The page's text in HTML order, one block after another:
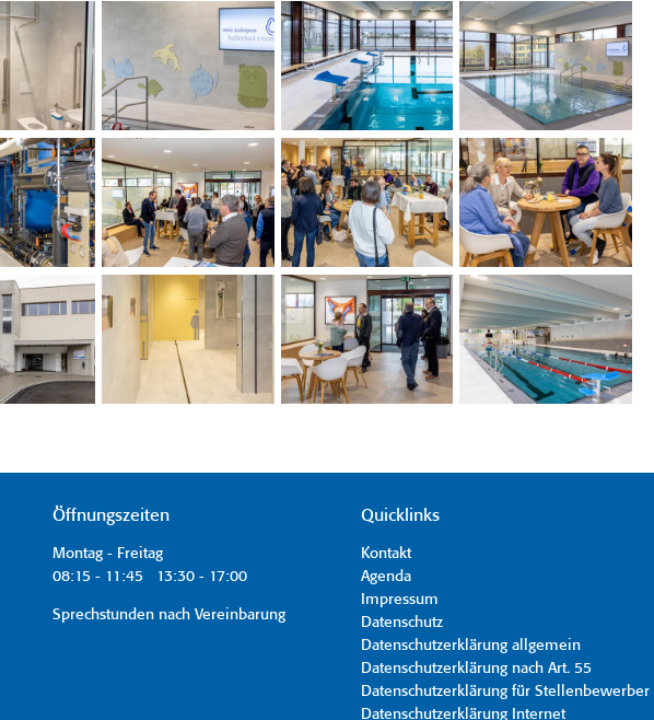
Öffnungszeiten
Montag - Freitag
08:15 - 11:45 13:30 - 17:00
Sprechstunden nach Vereinbarung
Quicklinks
Kontakt
Agenda
Impressum
Datenschutz
Datenschutzerklärung allgemein
Datenschutzerklärung nach Art. 55
Datenschutzerklärung für Stellenbewerber
Datenschutzerklärung Internet